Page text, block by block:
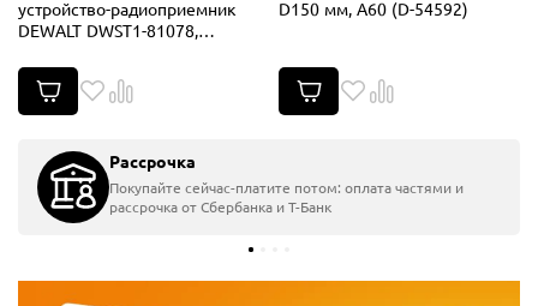
устройство-радиоприемник
DEWALT DWST1-81078,
81078-QW)
D150 мм, A60 (D-54592)
Удобная и быстрая доставка
Курьерской службой или в пункты выдачи по всей
России